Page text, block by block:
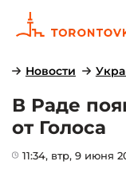
Новости
В Раде
от Голоса
11:34, втр, 9 июня